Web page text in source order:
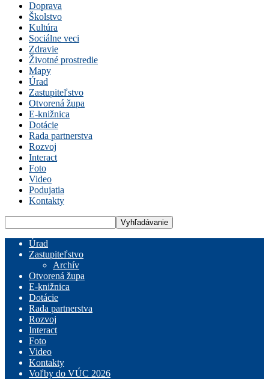
Doprava
Školstvo
Kultúra
Sociálne veci
Zdravie
Životné prostredie
Mapy
Úrad
Zastupiteľstvo
Otvorená župa
E-knižnica
Dotácie
Rada partnerstva
Rozvoj
Interact
Foto
Video
Podujatia
Kontakty
Úrad
Zastupiteľstvo
Archív
Otvorená župa
E-knižnica
Dotácie
Rada partnerstva
Rozvoj
Interact
Foto
Video
Kontakty
Voľby do VÚC 2026